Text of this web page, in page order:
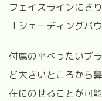
フェイスラインにさ
「シェーディングパ
付属の平べったいブ
ど大きいところから
在にのせることが可能